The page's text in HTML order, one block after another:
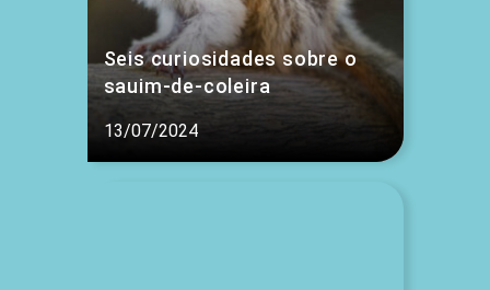
Seis curiosidades sobre o
sauim-de-coleira
13/07/2024